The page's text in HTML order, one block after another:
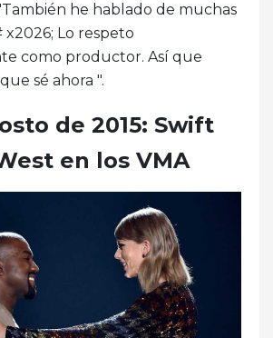
he hablado de muchas
x2026; Lo respeto
como productor. Así que
sé ahora ".
de 2015: Swift
en los VMA